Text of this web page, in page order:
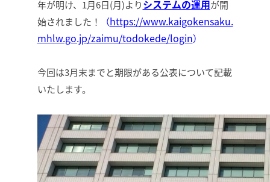
年が明け、1月6日(月)よりシステムの運用が開
始されました！
（https://www.kaigokensaku.
mhlw.go.jp/zaimu/todokede/login）
今回は3月末までと期限がある公表について記載
いたします。